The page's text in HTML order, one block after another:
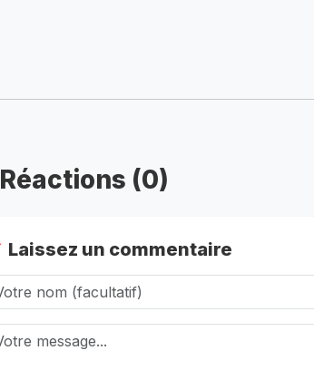
Réactions (0)
Laissez un commentaire